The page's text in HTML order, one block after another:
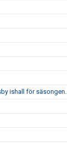
ishall för säsongen.